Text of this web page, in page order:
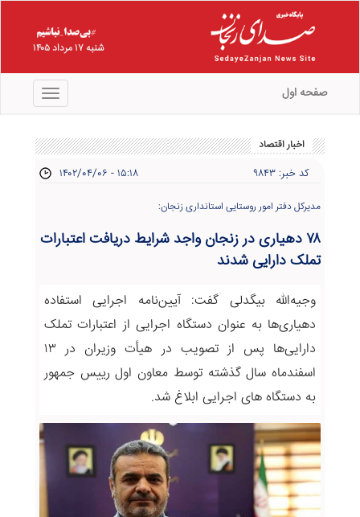
شنبه ۱۷ مرداد ۱۴۰۵
منو صفحه اول
اخبار اقتصاد
کد خبر: ۹۸۴۳ ۱۴۰۲/۰۴/۰۶ - ۱۵:۱۸
مدیرکل دفتر امور روستایی استانداری زنجان:
۷۸ دهیاری در زنجان واجد شرایط دریافت اعتبارات
تملک دارایی‌ شدند
وجیه‌الله بیگدلی گفت: آیین‌نامه اجرایی استفاده
دهیاری‌ها به عنوان دستگاه اجرایی از اعتبارات تملک
دارایی‌ها پس از تصویب در هیأت وزیران در ۱۳
اسفندماه سال گذشته توسط معاون اول رییس جمهور
به دستگاه های اجرایی ابلاغ شد.